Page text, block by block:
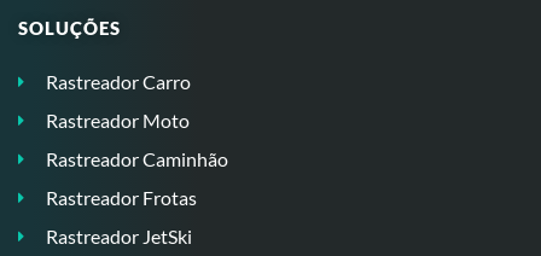
SOLUÇÕES
Rastreador Carro
Rastreador Moto
Rastreador Caminhão
Rastreador Frotas
Rastreador JetSki